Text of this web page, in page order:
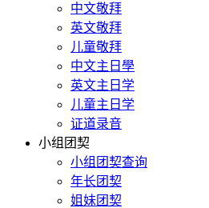
中文敬拜
英文敬拜
儿童敬拜
中文主日學
英文主日学
儿童主日学
证道录音
小组团契
小组团契查询
年长团契
姐妹团契